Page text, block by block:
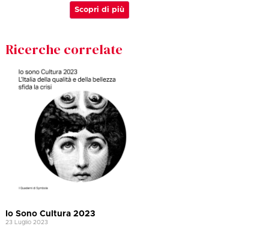
Scopri di più
Ricerche correlate
Io Sono Cultura 2023
23 Luglio 2023